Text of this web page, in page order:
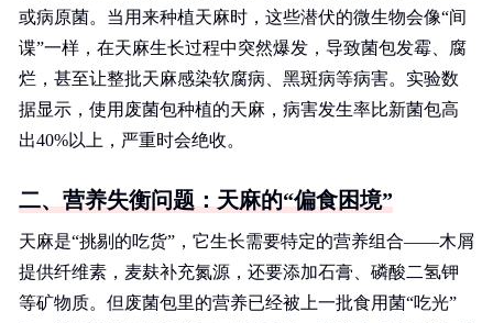
或病原菌。当用来种植天麻时，这些潜伏的微生物会像“间
谍”一样，在天麻生长过程中突然爆发，导致菌包发霉、腐
烂，甚至让整批天麻感染软腐病、黑斑病等病害。实验数
据显示，使用废菌包种植的天麻，病害发生率比新菌包高
出40%以上，严重时会绝收。
二、营养失衡问题：天麻的“偏食困境”
天麻是“挑剔的吃货”，它生长需要特定的营养组合——木屑
提供纤维素，麦麸补充氮源，还要添加石膏、磷酸二氢钾
等矿物质。但废菌包里的营养已经被上一批食用菌“吃光”